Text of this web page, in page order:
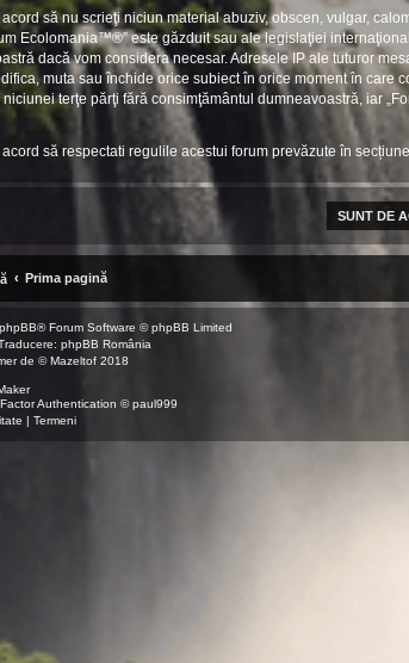
să nu scrieţi niciun material abuziv, obscen, vulgar,
Ecolomania™®” este găzduit sau ale legislaţiei
dacă vom considera necesar. Adresele IP ale tuturor
muta sau închide orice subiect în orice moment în care
terţe părţi fără consimţământul dumneavoastră, iar
să respectati regulile acestui forum prevăzute în
Prima pagină
phpBB® Forum Software © phpBB Limited
phpBB România
de ©Mazeltof 2018
Authentication ©paul999
| Termeni